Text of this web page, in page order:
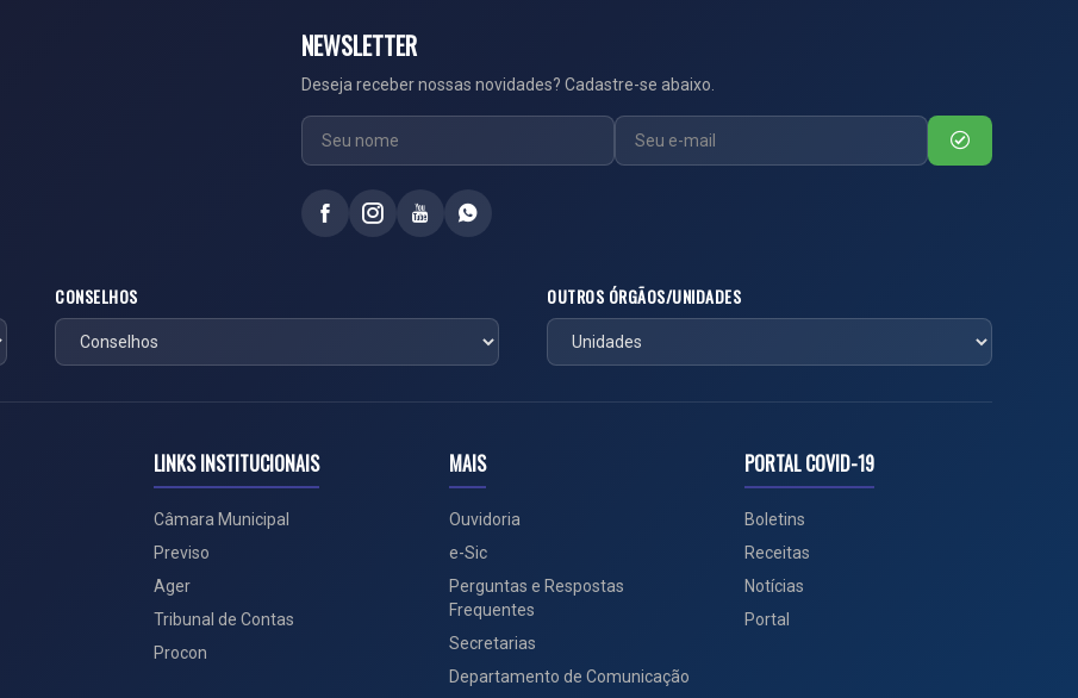
NEWSLETTER
Deseja receber nossas novidades? Cadastre-se abaixo.
CONSELHOS OUTROS ÓRGÃOS/UNIDADES
LINKS INSTITUCIONAIS
Câmara Municipal
Previso
Ager
Tribunal de Contas
Procon
MAIS
Ouvidoria
e-Sic
Perguntas e Respostas
Frequentes
Secretarias
Departamento de Comunicação
PORTAL COVID-19
Boletins
Receitas
Notícias
Portal